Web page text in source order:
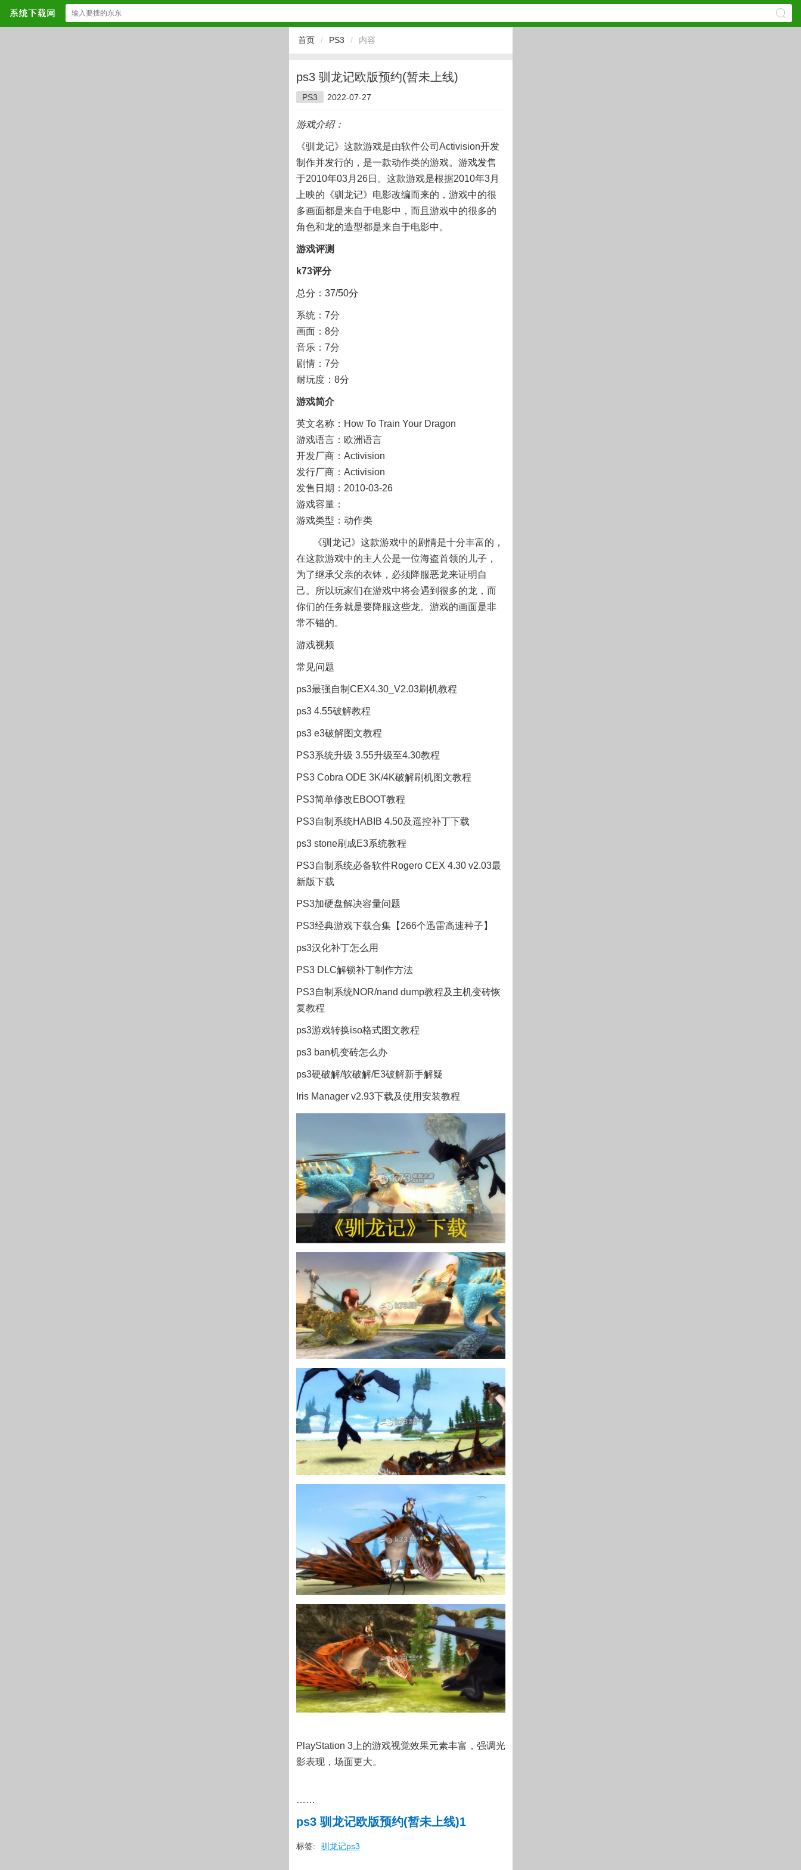
首页 / PS3 / 内容
ps3 驯龙记欧版预约(暂未上线)
PS3 2022-07-27
游戏介绍：
《驯龙记》这款游戏是由软件公司Activision开发
制作并发行的，是一款动作类的游戏。游戏发售
于2010年03月26日。这款游戏是根据2010年3月
上映的《驯龙记》电影改编而来的，游戏中的很
多画面都是来自于电影中，而且游戏中的很多的
角色和龙的造型都是来自于电影中。
游戏评测
k73评分
总分：37/50分
系统：7分
画面：8分
音乐：7分
剧情：7分
耐玩度：8分
游戏简介
英文名称：How To Train Your Dragon
游戏语言：欧洲语言
开发厂商：Activision
发行厂商：Activision
发售日期：2010-03-26
游戏容量：
游戏类型：动作类
《驯龙记》这款游戏中的剧情是十分丰富的，
在这款游戏中的主人公是一位海盗首领的儿子，
为了继承父亲的衣钵，必须降服恶龙来证明自
己。所以玩家们在游戏中将会遇到很多的龙，而
你们的任务就是要降服这些龙。游戏的画面是非
常不错的。
游戏视频
常见问题
ps3最强自制CEX4.30_V2.03刷机教程
ps3 4.55破解教程
ps3 e3破解图文教程
PS3系统升级 3.55升级至4.30教程
PS3 Cobra ODE 3K/4K破解刷机图文教程
PS3简单修改EBOOT教程
PS3自制系统HABIB 4.50及遥控补丁下载
ps3 stone刷成E3系统教程
PS3自制系统必备软件Rogero CEX 4.30 v2.03最
新版下载
PS3加硬盘解决容量问题
PS3经典游戏下载合集【266个迅雷高速种子】
ps3汉化补丁怎么用
PS3 DLC解锁补丁制作方法
PS3自制系统NOR/nand dump教程及主机变砖恢
复教程
ps3游戏转换iso格式图文教程
ps3 ban机变砖怎么办
ps3硬破解/软破解/E3破解新手解疑
Iris Manager v2.93下载及使用安装教程
PlayStation 3上的游戏视觉效果元素丰富，强调光
影表现，场面更大。
……
ps3 驯龙记欧版预约(暂未上线)1
标签: 驯龙记ps3